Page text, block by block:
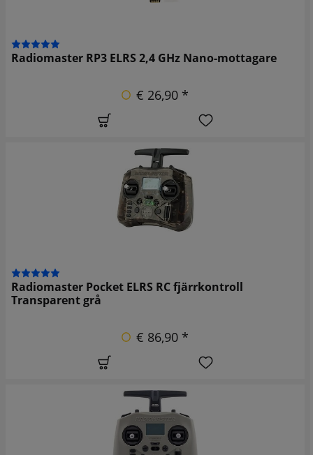
Radiomaster RP3 ELRS 2,4 GHz Nano-mottagare
€ 26,90 *
Radiomaster Pocket ELRS RC fjärrkontroll
Transparent grå
€ 86,90 *